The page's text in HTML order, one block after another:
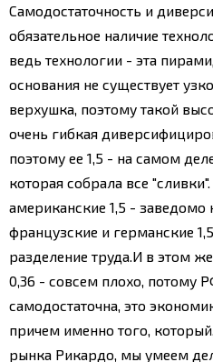
Самодостаточность и
обязательное наличие
ведь технологии - эта
основания не существует
верхушка, поэтому такой
очень гибкая
поэтому ее 1,5 - на самом
которая собрала все
американские 1,5 - заведомо
французские и германские
разделение труда. И в этом
0,36 - совсем плохо, потому
самодостаточна, это
причем именно того,
рынка Рикардо, мы умеем